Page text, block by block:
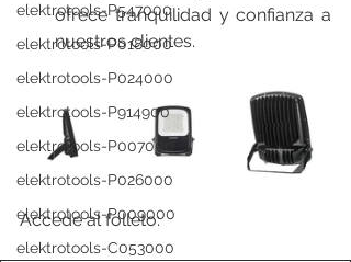
elektrotools-P547000
elektrotools-P018000
elektrotools-P024000
elektrotools-P914900
elektrotools-P007000
elektrotools-P026000
elektrotools-P009000
elektrotools-C053000
ofrece tranquilidad y confianza a
nuestros clientes.
Accede al folleto: